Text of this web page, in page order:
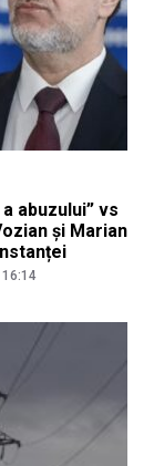
abuzului” vs
și Marian